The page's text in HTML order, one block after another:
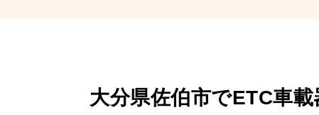
大分県佐伯市でETC車